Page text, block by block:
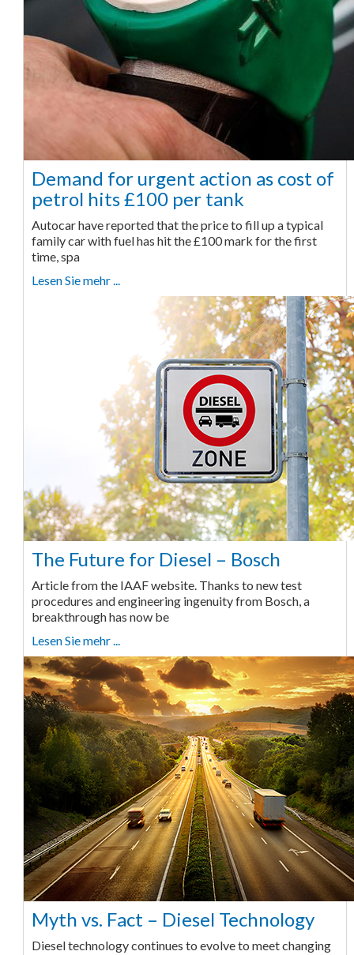
Demand for urgent action as cost of
petrol hits £100 per tank
Autocar have reported that the price to fill up a typical
family car with fuel has hit the £100 mark for the first
time, spa
Lesen Sie mehr ...
The Future for Diesel – Bosch
Article from the IAAF website. Thanks to new test
procedures and engineering ingenuity from Bosch, a
breakthrough has now be
Lesen Sie mehr ...
Myth vs. Fact – Diesel Technology
Diesel technology continues to evolve to meet changing